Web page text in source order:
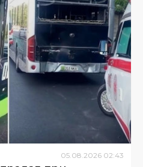
05 08 2026 02:43